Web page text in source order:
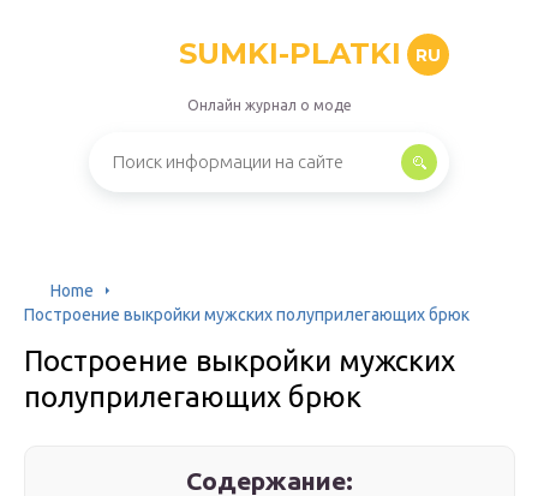
SUMKI-PLATKI RU
Онлайн журнал о моде
Home
Построение выкройки мужских полуприлегающих брюк
Построение выкройки мужских
полуприлегающих брюк
Содержание: